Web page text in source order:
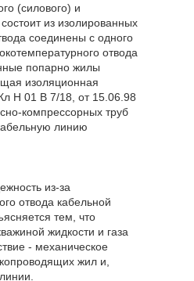
(силового) и
из изолированных
соединены с одного
отвода
попарно жилы
изоляционная
Н 01 В 7/18, от 15.06.98
компрессорных труб
линию
из-за
отвода кабельной
тем, что
жидкости и газа
- механическое
жил и,